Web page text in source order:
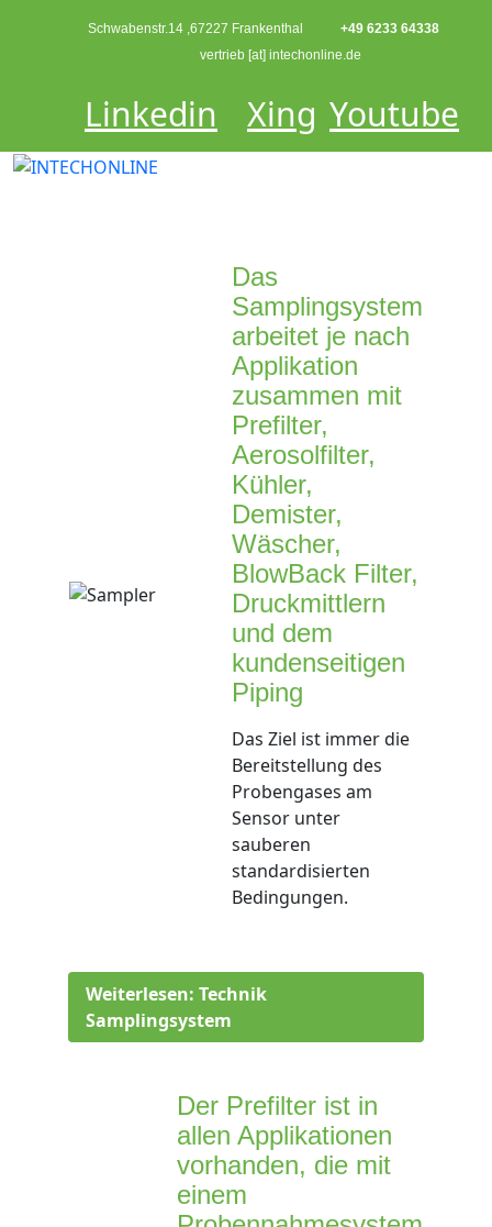
Schwabenstr.14 ,67227 Frankenthal
+49 6233 64338
vertrieb [at] intechonline.de
Linkedin Xing Youtube
Das
Samplingsystem
arbeitet je nach
Applikation
zusammen mit
Prefilter,
Aerosolfilter,
Kühler,
Demister,
Wäscher,
BlowBack Filter,
Druckmittlern
und dem
kundenseitigen
Piping
Das Ziel ist immer die
Bereitstellung des
Probengases am
Sensor unter
sauberen
standardisierten
Bedingungen.
Weiterlesen: Technik
Samplingsystem
Der Prefilter ist in
allen Applikationen
vorhanden, die mit
einem